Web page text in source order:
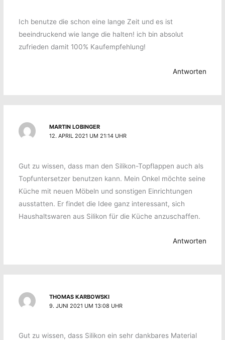
Ich benutze die schon eine lange Zeit und es ist
beeindruckend wie lange die halten! ich bin absolut
zufrieden damit 100% Kaufempfehlung!
Antworten
MARTIN LOBINGER
12. APRIL 2021 UM 21:14 UHR
Gut zu wissen, dass man den Silikon-Topflappen auch als
Topfuntersetzer benutzen kann. Mein Onkel möchte seine
Küche mit neuen Möbeln und sonstigen Einrichtungen
ausstatten. Er findet die Idee ganz interessant, sich
Haushaltswaren aus Silikon für die Küche anzuschaffen.
Antworten
THOMAS KARBOWSKI
9. JUNI 2021 UM 13:08 UHR
Gut zu wissen, dass Silikon ein sehr dankbares Material